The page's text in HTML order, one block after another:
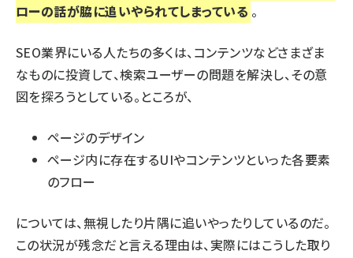
ローの話が脇に追いやられてしまっている 。
SEO業界にいる人たちの多くは、コンテンツなどさまざま
なものに投資して、検索ユーザーの問題を解決し、その意
図を探ろうとしている。ところが、
ページのデザイン
ページ内に存在するUIやコンテンツといった各要素
のフロー
については、無視したり片隅に追いやったりしているのだ。
この状況が残念だと言える理由は、実際にはこうした取り